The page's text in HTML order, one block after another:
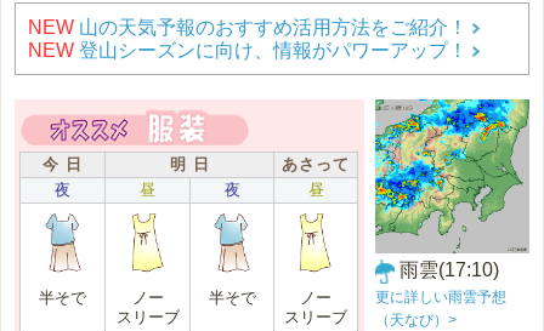
NEW 山の天気予報のおすすめ活用方法をご紹介！
NEW 登山シーズンに向け、情報がパワーアップ！
今 日 明 日
あさって
夜
昼 夜 昼
半そで
ノー
スリーブ
半そで
ノー
スリーブ
雨雲(17:10)
更に詳しい雨雲予想
（天なび）>